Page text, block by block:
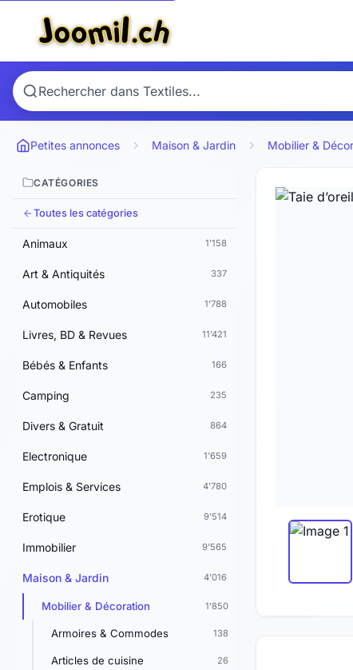
Petites annonces Maison & Jardin Mobilier &
CATÉGORIES
Toutes les catégories
Animaux 1'158
Art & Antiquités 337
Automobiles 1'788
Livres, BD & Revues 11'421
Bébés & Enfants 166
Camping 235
Divers & Gratuit 864
Electronique 1'659
Emplois & Services 4'780
Erotique 9'514
Immobilier 9'565
Maison & Jardin 4'016
Mobilier & Décoration 1'850
Armoires & Commodes 138
Articles de cuisine 26